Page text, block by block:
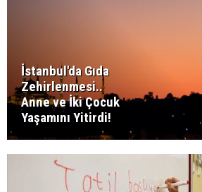
İstanbul'da Gıda
Zehirlenmesi..
Anne ve İki Çocuk
Yaşamını Yitirdi!